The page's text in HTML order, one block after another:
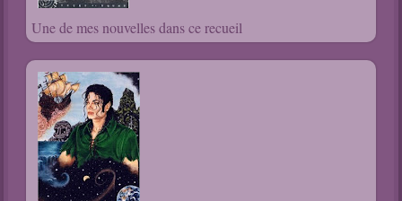
Une de mes nouvelles dans ce recueil